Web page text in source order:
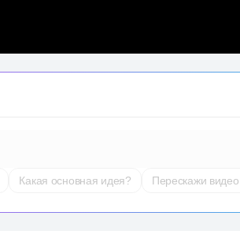
Какая основная идея? Перескажи видео